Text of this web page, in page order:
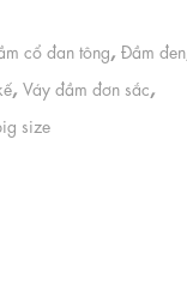
cổ đan tông, Đầm đen
, Váy đầm đơn sắc,
size